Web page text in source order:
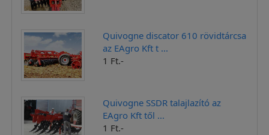
Quivogne discator 610 rövidtárcsa
az EAgro Kft t ...
1 Ft.-
Quivogne SSDR talajlazító az
EAgro Kft től ...
1 Ft.-